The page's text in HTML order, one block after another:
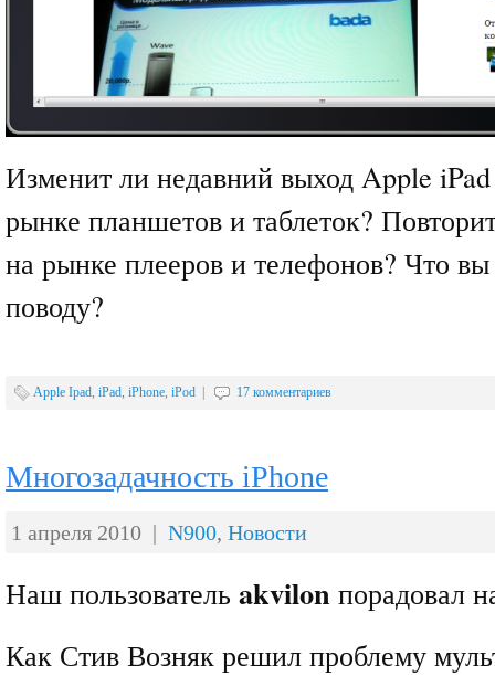
Изменит ли недавний выход Apple
рынке планшетов и таблеток?
на рынке плееров и телефонов? Что
поводу?
Apple Ipad, iPad, iPhone, iPod 17 комментариев
Многозадачность iPhone
1 апреля 2010 | N900, Новости
Наш пользователь akvilon порадовал
Как Стив Возняк решил проблему